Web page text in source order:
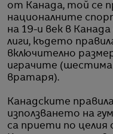
от Канада, той се
националните
на 19-и век в
лиги, където
включително
играчите (шестима
вратаря).
Канадските
използването на
са приети по